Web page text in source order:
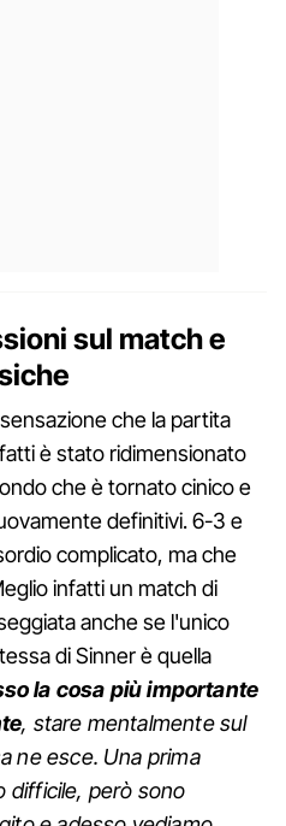
sul match e
che la partita
è stato ridimensionato
che è tornato cinico e
definitivi. 6-3 e
complicato, ma che
infatti un match di
anche se l'unico
di Sinner è quella
la cosa più importante
, stare mentalmente sul
ne esce. Una prima
difficile, però sono